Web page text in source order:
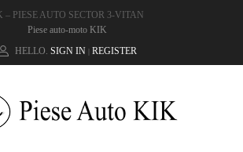
– PIESE AUTO SECTOR 3-VITAN
Piese auto-moto KIK
HELLO. SIGN IN | REGISTER